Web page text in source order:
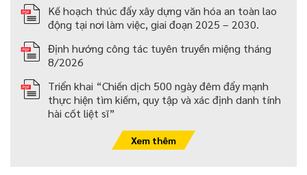
Kế hoạch thúc đẩy xây dựng văn hóa an toàn lao
động tại nơi làm việc, giai đoạn 2025 – 2030.
Định hướng công tác tuyên truyền miệng tháng
8/2026
Triển khai “Chiến dịch 500 ngày đêm đẩy mạnh
thực hiện tìm kiếm, quy tập và xác định danh tính
hài cốt liệt sĩ”
Xem thêm